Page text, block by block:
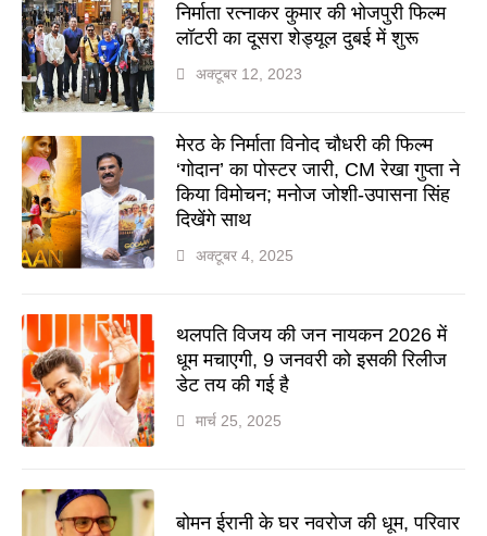
निर्माता रत्नाकर कुमार की भोजपुरी फिल्म
लॉटरी का दूसरा शेड्यूल दुबई में शुरू
अक्टूबर 12, 2023
मेरठ के निर्माता विनोद चौधरी की फिल्म
‘गोदान’ का पोस्टर जारी, CM रेखा गुप्ता ने
किया विमोचन; मनोज जोशी-उपासना सिंह
दिखेंगे साथ
अक्टूबर 4, 2025
थलपति विजय की जन नायकन 2026 में
धूम मचाएगी, 9 जनवरी को इसकी रिलीज
डेट तय की गई है
मार्च 25, 2025
बोमन ईरानी के घर नवरोज की धूम, परिवार